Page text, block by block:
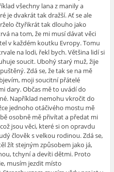
všechny lana z manily a
je dvakrát tak dražší. Ať se ale
čtyřikrát tak dlouho jako
na tom, že mi musí dávat věci
v každém koutku Evropy. Tomu
na lodi, řekl bych. Většina lidí si
soucit. Ubohý starý muž, žije
Zdá se, že tak se na mě
moji soucitní přátelé
dary. Občas mě to uvádí do
Například nemohu vkročit do
jednoho otáčivého mostu mě
osobně mě přivítat a předat mi
jsou věci, které si on opravdu
člověk s velkou rodinou. Zdá se,
žít stejným způsobem jako já,
tchyní a devíti dětmi. Proto
musím jezdit místo